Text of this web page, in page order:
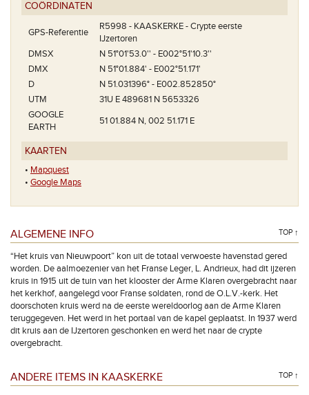
COÖRDINATEN
GPS-Referentie
R5998 - KAASKERKE - Crypte eerste
IJzertoren
DMSX
N 51°01'53.0'' - E002°51'10.3''
DMX
N 51°01.884' - E002°51.171'
D
N 51.031396° - E002.852850°
UTM
31U E 489681 N 5653326
GOOGLE
EARTH
51 01.884 N, 002 51.171 E
KAARTEN
• Mapquest
• Google Maps
ALGEMENE INFO TOP ↑
“Het kruis van Nieuwpoort” kon uit de totaal verwoeste havenstad gered
worden. De aalmoezenier van het Franse Leger, L. Andrieux, had dit ijzeren
kruis in 1915 uit de tuin van het klooster der Arme Klaren overgebracht naar
het kerkhof, aangelegd voor Franse soldaten, rond de O.L.V.-kerk. Het
doorschoten kruis werd na de eerste wereldoorlog aan de Arme Klaren
teruggegeven. Het werd in het portaal van de kapel geplaatst. In 1937 werd
dit kruis aan de IJzertoren geschonken en werd het naar de crypte
overgebracht.
ANDERE ITEMS IN KAASKERKE TOP ↑